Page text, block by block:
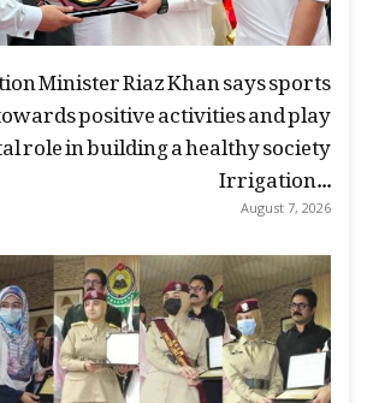
Minister Riaz Khan says sports
positive activities and play
role in building a healthy society
Irrigation...
August 7, 2026